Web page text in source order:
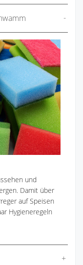
und
Damit über
auf Speisen
Hygieneregeln